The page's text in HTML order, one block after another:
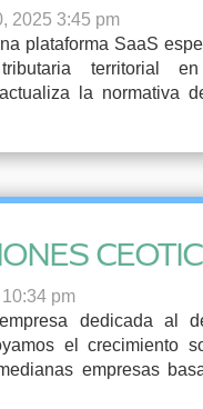
2025 3:45 pm
plataforma SaaS
territorial en
la normativa
pm
dedicada al
el crecimiento
empresas